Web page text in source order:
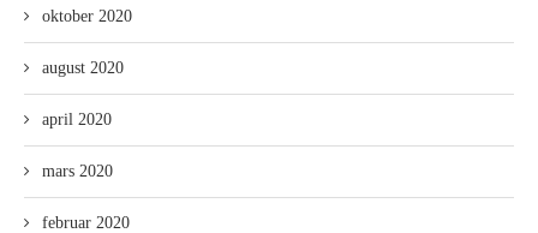
oktober 2020
august 2020
april 2020
mars 2020
februar 2020